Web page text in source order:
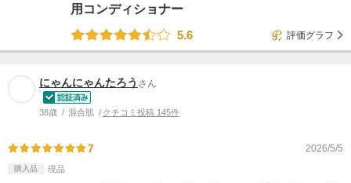
用コンディショナー
5.6
評価グラフ
にゃんにゃんたろう さん
38歳 混合肌 クチコミ投稿 145件
7 2026/5/5
購入品 現品